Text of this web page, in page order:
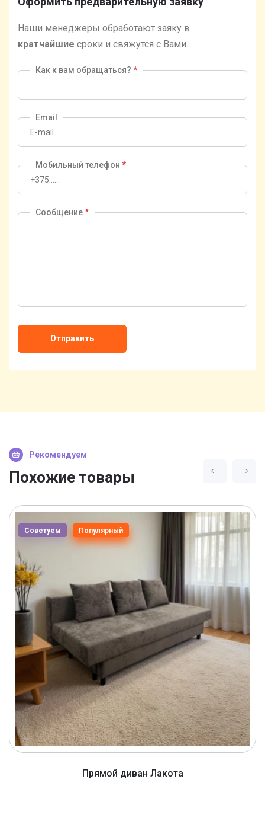
Наши менеджеры обработают заяку в
кратчайшие сроки и свяжутся с Вами.
Как к вам обращаться? *
Email
Мобильный телефон *
Сообщение*
Отправить
Рекомендуем
Похожие товары
Советуем Популярный
Прямой диван Лакота